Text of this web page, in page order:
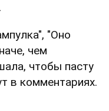
.
"Оно
чем
чтобы пасту
в комментариях.